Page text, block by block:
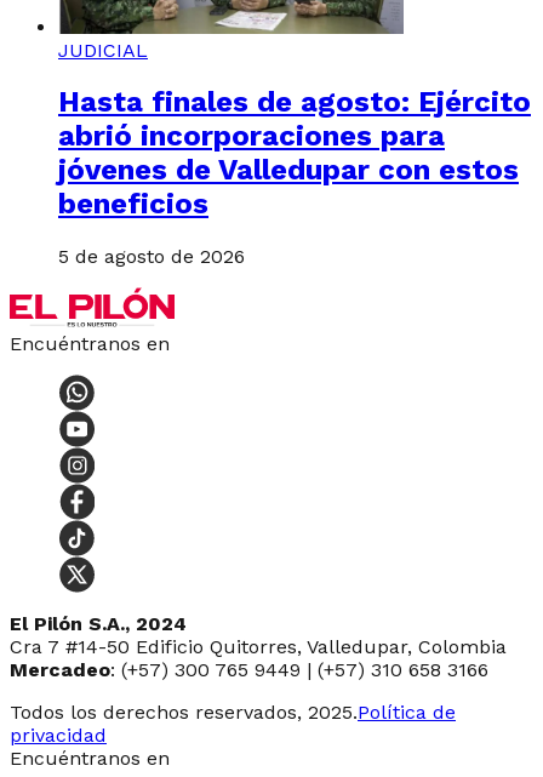
JUDICIAL
Hasta finales de agosto: Ejército
abrió incorporaciones para
jóvenes de Valledupar con estos
beneficios
5 de agosto de 2026
Encuéntranos en
El Pilón S.A., 2024
Cra 7 #14-50 Edificio Quitorres, Valledupar, Colombia
Mercadeo: (+57) 300 765 9449 | (+57) 310 658 3166
Todos los derechos reservados, 2025.Política de
privacidad
Encuéntranos en